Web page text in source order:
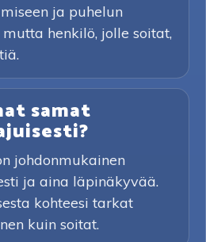
ja puhelun
henkilö, jolle soitat,
samat
johdonmukainen
ja aina läpinäkyvää.
kohteesi tarkat
kuin soitat.